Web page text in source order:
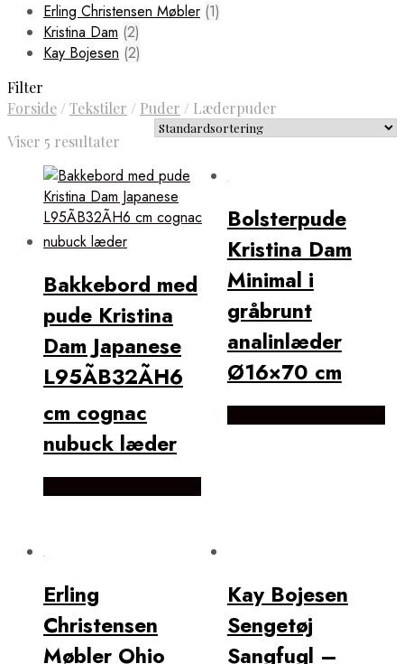
Erling Christensen Møbler (1)
Kristina Dam (2)
Kay Bojesen (2)
Filter
Forside/ Tekstiler / Puder / Læderpuder
Viser 5 resultater
Bakkebord med
pude Kristina
Dam Japanese
L95ÃB32ÃH6
cm cognac
nubuck læder
Bolsterpude
Kristina Dam
Minimal i
gråbrunt
analinlæder
Ø16×70 cm
Erling
Christensen
Møbler Ohio
Kay Bojesen
Sengetøj
Sangfugl –